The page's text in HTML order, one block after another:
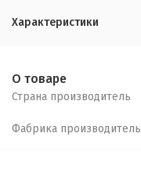
Характеристики
О товаре
Страна производитель
Фабрика производитель